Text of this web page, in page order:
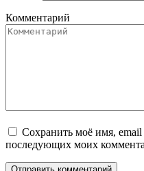
Комментарий
Сохранить моё имя, email
последующих моих